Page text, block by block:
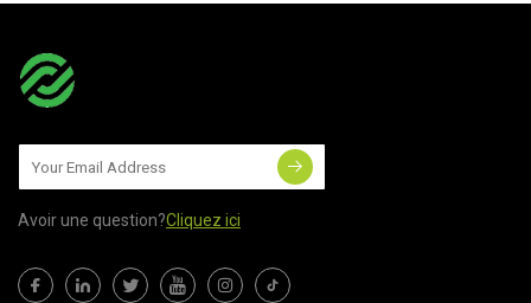
Avoir une question?Cliquez ici